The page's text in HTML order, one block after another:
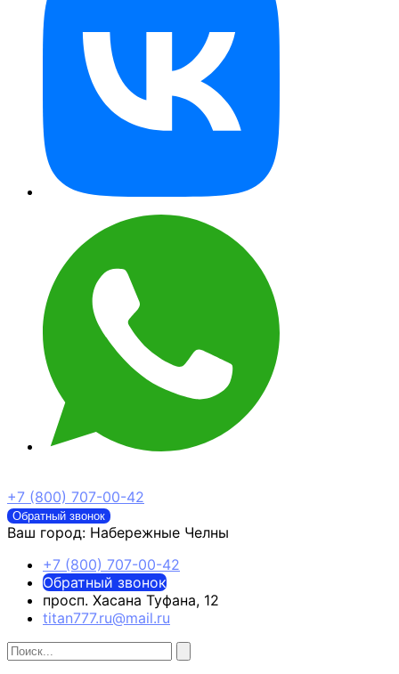
+7 (800) 707-00-42
Обратный звонок
Ваш город: Набережные Челны
+7 (800) 707-00-42
Обратный звонок
просп. Хасана Туфана, 12
titan777.ru@mail.ru